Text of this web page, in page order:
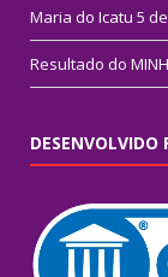
Maria do Icatu 5
Resultado do
DESENVOLVIDO